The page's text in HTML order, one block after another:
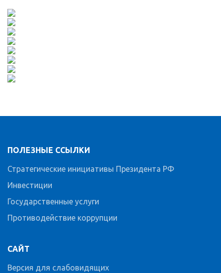
ПОЛЕЗНЫЕ ССЫЛКИ
Стратегические инициативы Президента РФ
Инвестиции
Государственные услуги
Противодействие коррупции
САЙТ
Версия для слабовидящих